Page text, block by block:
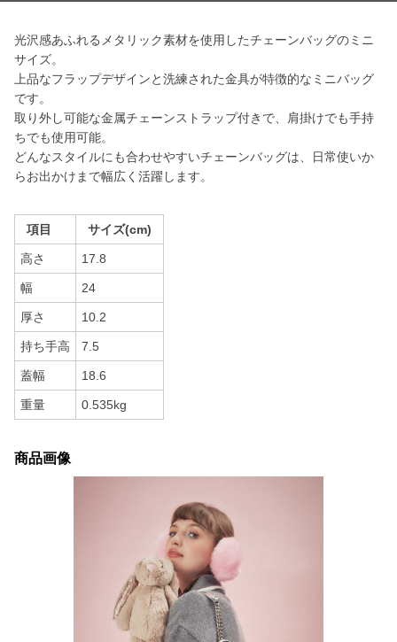
光沢感あふれるメタリック素材を使用したチェーンバッグのミニ
サイズ。
上品なフラップデザインと洗練された金具が特徴的なミニバッグ
です。
取り外し可能な金属チェーンストラップ付きで、肩掛けでも手持
ちでも使用可能。
どんなスタイルにも合わせやすいチェーンバッグは、日常使いか
らお出かけまで幅広く活躍します。
項目 サイズ(cm)
高さ 17.8
幅 24
厚さ 10.2
持ち手高 7.5
蓋幅 18.6
重量 0.535kg
商品画像